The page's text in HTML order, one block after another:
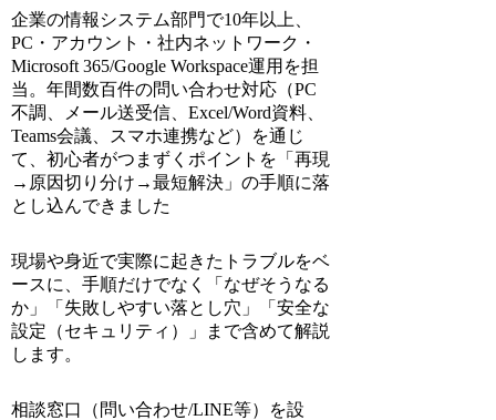
企業の情報システム部門で10年以上、
PC・アカウント・社内ネットワーク・
Microsoft 365/Google Workspace運用を担
当。年間数百件の問い合わせ対応（PC
不調、メール送受信、Excel/Word資料、
Teams会議、スマホ連携など）を通じ
て、初心者がつまずくポイントを「再現
→原因切り分け→最短解決」の手順に落
とし込んできました
現場や身近で実際に起きたトラブルをベ
ースに、手順だけでなく「なぜそうなる
か」「失敗しやすい落とし穴」「安全な
設定（セキュリティ）」まで含めて解説
します。
相談窓口（問い合わせ/LINE等）を設